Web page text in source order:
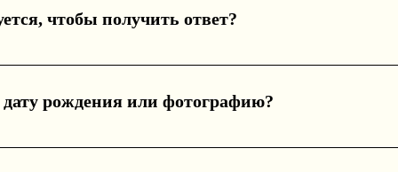
чтобы получить ответ?
в течение 24 часов после подтверждения оплаты. В
рождения или фотографию?
опишите свою ситуацию или вопрос своими словами